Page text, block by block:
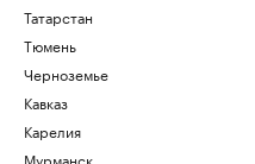
Татарстан
Тюмень
Черноземье
Кавказ
Карелия
Мурманск